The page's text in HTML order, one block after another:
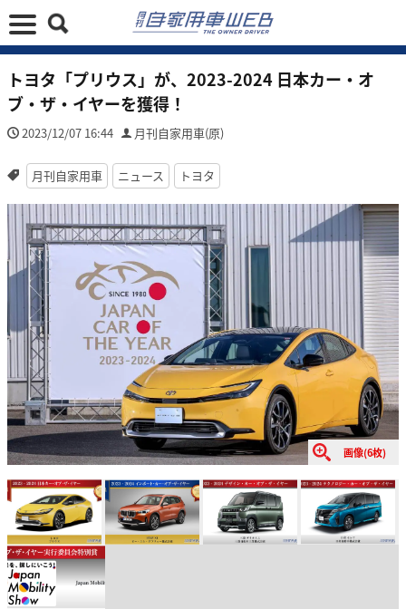
トヨタ「プリウス」が、2023-2024 ⽇本カー・オ
ブ・ザ・イヤーを獲得！
2023/12/07 16:44 月刊自家用車(原)
月刊自家用車 ニュース トヨタ
画像(6枚)